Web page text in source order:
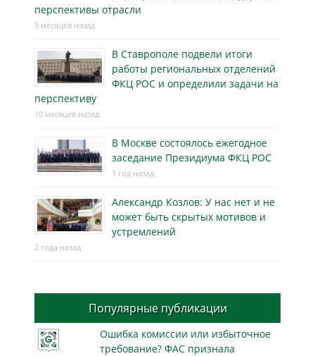
перспективы отрасли
5 месяцев назад
В Ставрополе подвели итоги
работы региональных отделений
ФКЦ РОС и определили задачи на
перспективу
10 месяцев назад
В Москве состоялось ежегодное
заседание Президиума ФКЦ РОС
1 год назад
Александр Козлов: У нас нет и не
может быть скрытых мотивов и
устремлений
2 года назад
Популярные публикации
Ошибка комиссии или избыточное
требование? ФАС признала